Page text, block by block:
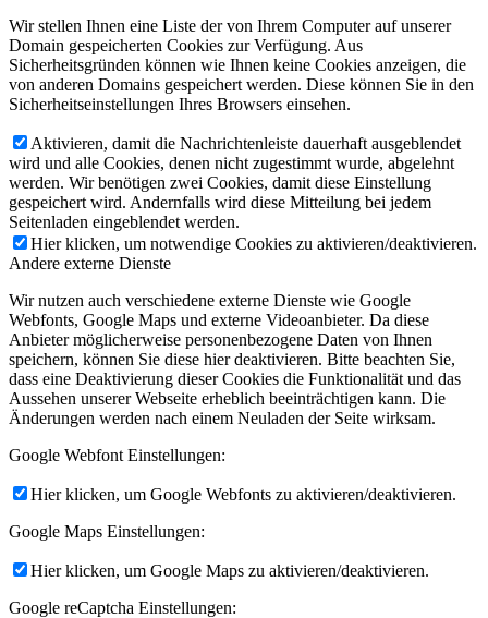
Wir stellen Ihnen eine Liste der von Ihrem Computer auf unserer
Domain gespeicherten Cookies zur Verfügung. Aus
Sicherheitsgründen können wie Ihnen keine Cookies anzeigen, die
von anderen Domains gespeichert werden. Diese können Sie in den
Sicherheitseinstellungen Ihres Browsers einsehen.
Aktivieren, damit die Nachrichtenleiste dauerhaft ausgeblendet
wird und alle Cookies, denen nicht zugestimmt wurde, abgelehnt
werden. Wir benötigen zwei Cookies, damit diese Einstellung
gespeichert wird. Andernfalls wird diese Mitteilung bei jedem
Seitenladen eingeblendet werden.
Hier klicken, um notwendige Cookies zu aktivieren/deaktivieren.
Andere externe Dienste
Wir nutzen auch verschiedene externe Dienste wie Google
Webfonts, Google Maps und externe Videoanbieter. Da diese
Anbieter möglicherweise personenbezogene Daten von Ihnen
speichern, können Sie diese hier deaktivieren. Bitte beachten Sie,
dass eine Deaktivierung dieser Cookies die Funktionalität und das
Aussehen unserer Webseite erheblich beeinträchtigen kann. Die
Änderungen werden nach einem Neuladen der Seite wirksam.
Google Webfont Einstellungen:
Hier klicken, um Google Webfonts zu aktivieren/deaktivieren.
Google Maps Einstellungen:
Hier klicken, um Google Maps zu aktivieren/deaktivieren.
Google reCaptcha Einstellungen: